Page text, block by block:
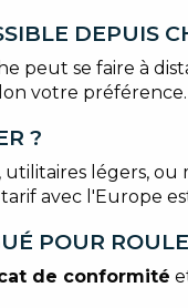
DEPUIS
se faire à
votre préférence.
?
légers,
avec l'Europe
POUR
de conformité